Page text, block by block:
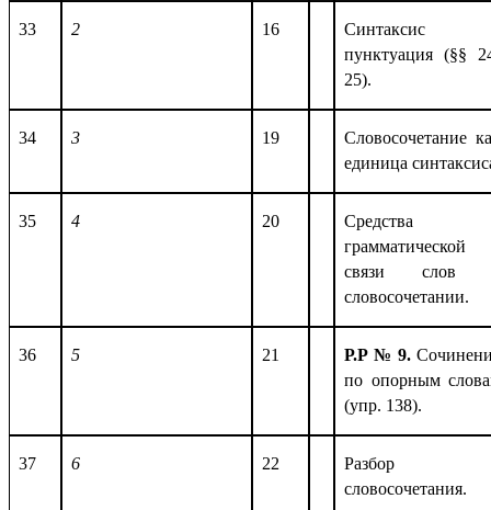
33 2 16
Синтаксис
пунктуация (§§
25).
34 3 19
Словосочетание
единица
35 4 20
Средства
грамматической
связи слов
словосочетании.
36 5 21 Р.Р № 9.
по опорным
(упр. 138).
37 6 22
Разбор
словосочетания.